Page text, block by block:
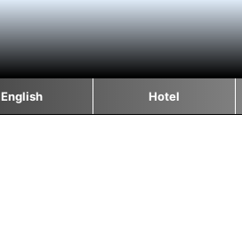
English Hotel